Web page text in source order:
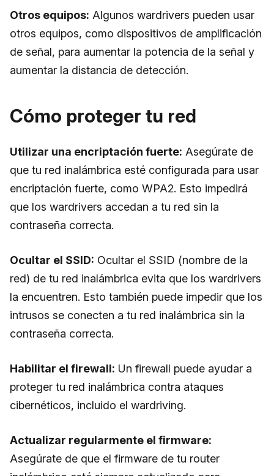
Otros equipos: Algunos wardrivers pueden usar
otros equipos, como dispositivos de amplificación
de señal, para aumentar la potencia de la señal y
aumentar la distancia de detección.
Cómo proteger tu red
Utilizar una encriptación fuerte: Asegúrate de
que tu red inalámbrica esté configurada para usar
encriptación fuerte, como WPA2. Esto impedirá
que los wardrivers accedan a tu red sin la
contraseña correcta.
Ocultar el SSID: Ocultar el SSID (nombre de la
red) de tu red inalámbrica evita que los wardrivers
la encuentren. Esto también puede impedir que los
intrusos se conecten a tu red inalámbrica sin la
contraseña correcta.
Habilitar el firewall: Un firewall puede ayudar a
proteger tu red inalámbrica contra ataques
cibernéticos, incluido el wardriving.
Actualizar regularmente el firmware:
Asegúrate de que el firmware de tu router